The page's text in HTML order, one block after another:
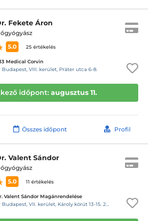
Fekete Áron
5.0
25 értékelés
Medical Corvin
Budapest, VIII. kerület, Práter utca 6-8.
időpont: augusztus 11.
Összes időpont Profil
Valent Sándor
5.0
11 értékelés
Valent Sándor Magánrendelése
Budapest, VII. kerület, Károly körút 13-15. 2 emelet 12. 111 kapucsengő jobb oldali lift